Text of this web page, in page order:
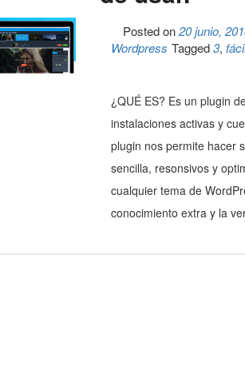
Posted on20 junio,
Wordpress Tagged3,
¿QUÉ ES? Es un plugin
instalaciones activas y
plugin nos permite hacer
sencilla, resonsivos y
cualquier tema de
conocimiento extra y la